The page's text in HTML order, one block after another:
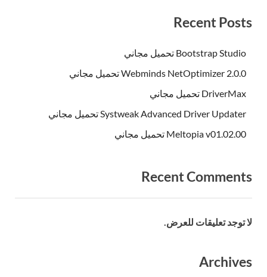
Recent Posts
Bootstrap Studio تحميل مجاني
Webminds NetOptimizer 2.0.0 تحميل مجاني
DriverMax تحميل مجاني
Systweak Advanced Driver Updater تحميل مجاني
Meltopia v01.02.00 تحميل مجاني
Recent Comments
لا توجد تعليقات للعرض.
Archives